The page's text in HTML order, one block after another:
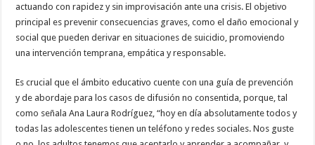
actuando con rapidez y sin improvisación ante una crisis. El objetivo
principal es prevenir consecuencias graves, como el daño emocional y
social que pueden derivar en situaciones de suicidio, promoviendo
una intervención temprana, empática y responsable.
Es crucial que el ámbito educativo cuente con una guía de prevención
y de abordaje para los casos de difusión no consentida, porque, tal
como señala Ana Laura Rodríguez, “hoy en día absolutamente todos y
todas las adolescentes tienen un teléfono y redes sociales. Nos guste